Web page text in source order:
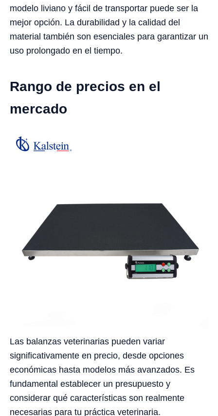
modelo liviano y fácil de transportar puede ser la
mejor opción. La durabilidad y la calidad del
material también son esenciales para garantizar un
uso prolongado en el tiempo.
Rango de precios en el
mercado
Las balanzas veterinarias pueden variar
significativamente en precio, desde opciones
económicas hasta modelos más avanzados. Es
fundamental establecer un presupuesto y
considerar qué características son realmente
necesarias para tu práctica veterinaria.